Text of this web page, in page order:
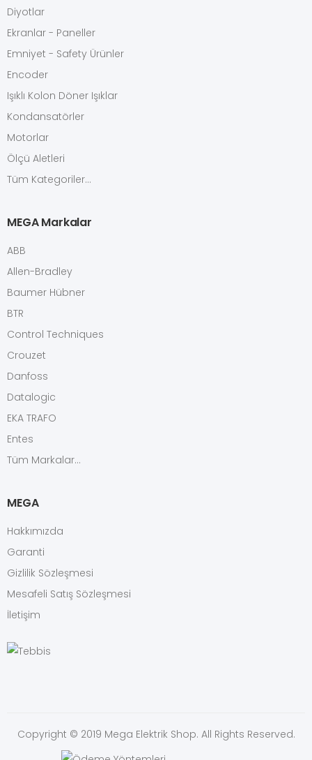
Diyotlar
Ekranlar - Paneller
Emniyet - Safety Ürünler
Encoder
Işıklı Kolon Döner Işıklar
Kondansatörler
Motorlar
Ölçü Aletleri
Tüm Kategoriler...
MEGA Markalar
ABB
Allen-Bradley
Baumer Hübner
BTR
Control Techniques
Crouzet
Danfoss
Datalogic
EKA TRAFO
Entes
Tüm Markalar...
MEGA
Hakkımızda
Garanti
Gizlilik Sözleşmesi
Mesafeli Satış Sözleşmesi
İletişim
Copyright © 2019 Mega Elektrik Shop. All Rights Reserved.